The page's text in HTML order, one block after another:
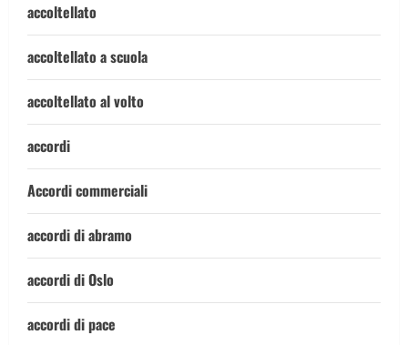
accoltellato
accoltellato a scuola
accoltellato al volto
accordi
Accordi commerciali
accordi di abramo
accordi di Oslo
accordi di pace